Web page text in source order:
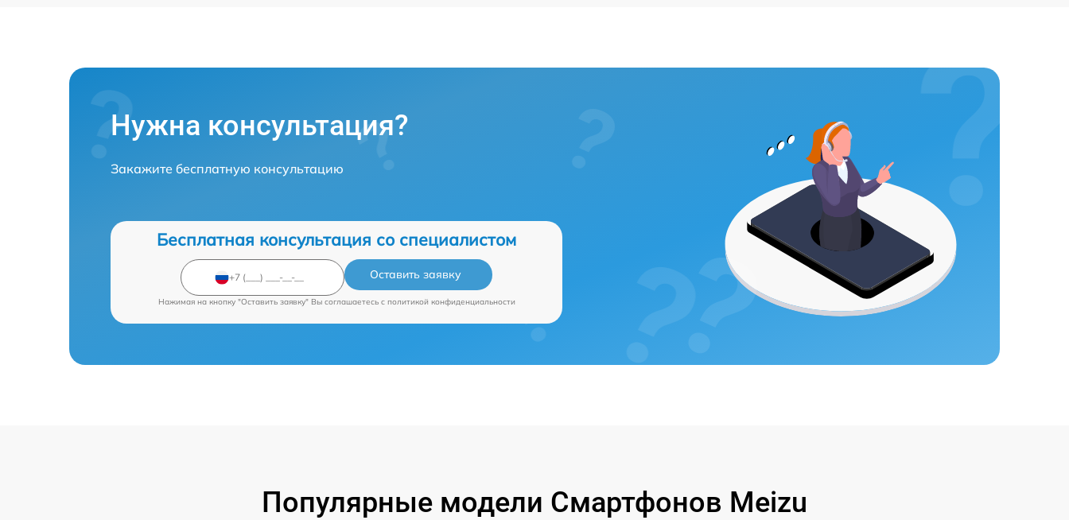
Нужна консультация?
Закажите бесплатную консультацию
Бесплатная консультация со специалистом
Оставить заявку
Нажимая на кнопку "Оставить заявку" Вы соглашаетесь c политикой конфиденциальности
Популярные модели Смартфонов Meizu